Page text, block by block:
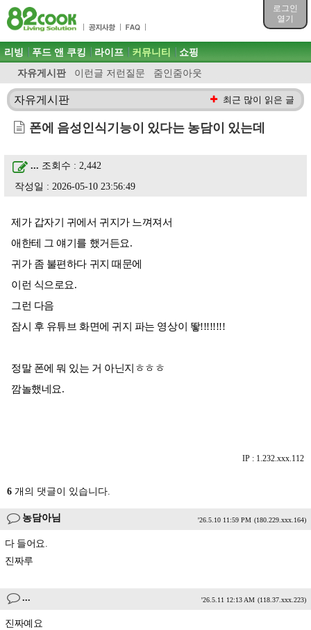
로그인
열기
목차
주메뉴 바로가기
컨텐츠 바로가기
검색 바로가기
로그인 바로가기
주메뉴
리빙 푸드 앤 쿠킹 라이프 커뮤니티
자유게시판 이런글 저런질문 줌인줌아웃
쇼핑
자유게시판 최근 많이 읽은 글
폰에 음성인식기능이 있다는 농담이 있는데
... 조회수 : 2,442
작성일 : 2026-05-10 23:56:49
제가 갑자기 귀에서 귀지가 느껴져서
애한테 그 얘기를 했거든요.
귀가 좀 불편하다 귀지 때문에
이런 식으로요.
그런 다음
잠시 후 유튜브 화면에 귀지 파는 영상이 뙇!!!!!!!!
정말 폰에 뭐 있는 거 아닌지ㅎㅎㅎ
깜놀했네요.
IP : 1.232.xxx.112
6 개의 댓글이 있습니다.
농담아님 '26.5.10 11:59 PM (180.229.xxx.164)
다 들어요.
진짜루
... '26.5.11 12:13 AM (118.37.xxx.223)
진짜예요